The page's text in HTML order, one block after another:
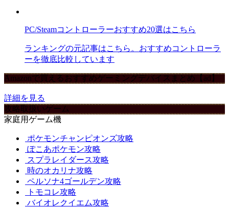
PC/Steamコントローラーおすすめ20選はこちら
ランキングの元記事はこちら。おすすめコントローラ
ーを徹底比較しています
Amazonで買えるおすすめゲーミングデバイスまとめ【ad】
詳細を見る
攻略取扱いゲーム
家庭用ゲーム機
ポケモンチャンピオンズ攻略
ぽこあポケモン攻略
スプラレイダース攻略
時のオカリナ攻略
ペルソナ4ゴールデン攻略
トモコレ攻略
バイオレクイエム攻略